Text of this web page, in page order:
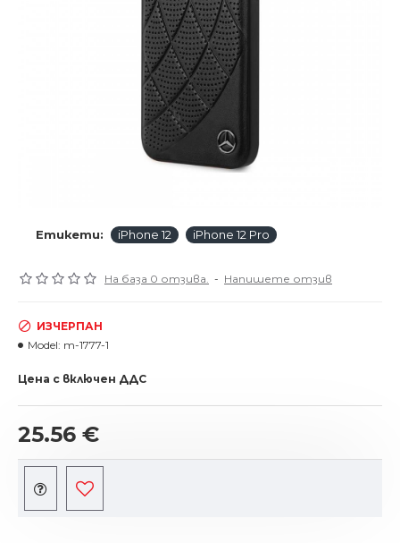
Етикети: iPhone 12 iPhone 12 Pro
На база 0 отзива. - Напишете отзив
25.56 €
ИЗЧЕРПАН
Model: m-1777-1
Цена с включен ДДС